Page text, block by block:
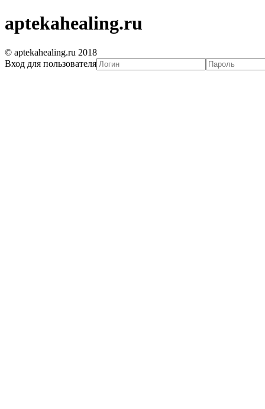
aptekahealing.ru
© aptekahealing.ru 2018
Вход для пользователя